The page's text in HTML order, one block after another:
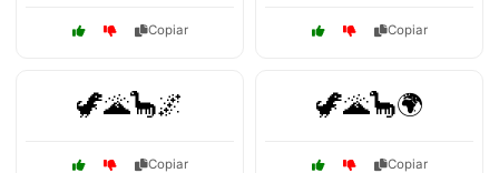
Copiar Copiar
🦖🌋🦕🌌
Copiar
🦖🌋🦕🌍
Copiar